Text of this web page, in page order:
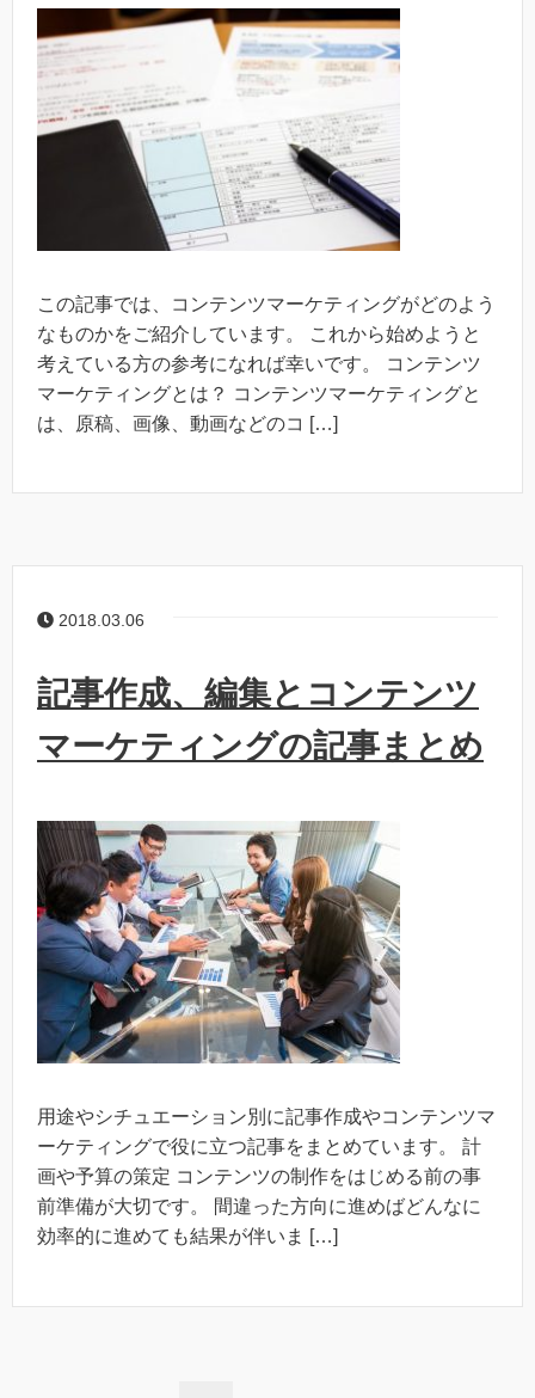
この記事では、コンテンツマーケティングがどのよう
なものかをご紹介しています。 これから始めようと
考えている方の参考になれば幸いです。 コンテンツ
マーケティングとは？ コンテンツマーケティングと
は、原稿、画像、動画などのコ […]
2018.03.06
記事作成、編集とコンテンツ
マーケティングの記事まとめ
用途やシチュエーション別に記事作成やコンテンツマ
ーケティングで役に立つ記事をまとめています。 計
画や予算の策定 コンテンツの制作をはじめる前の事
前準備が大切です。 間違った方向に進めばどんなに
効率的に進めても結果が伴いま […]